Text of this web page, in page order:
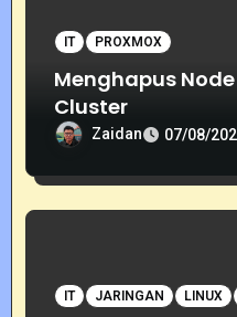
n IT PROXMOX
Menghapus
Cluster
Zaidan 07/08/
IT JARINGAN LINUX